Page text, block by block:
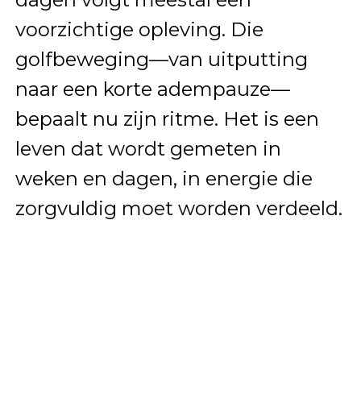
voorzichtige opleving. Die
golfbeweging—van uitputting
naar een korte adempauze—
bepaalt nu zijn ritme. Het is een
leven dat wordt gemeten in
weken en dagen, in energie die
zorgvuldig moet worden verdeeld.